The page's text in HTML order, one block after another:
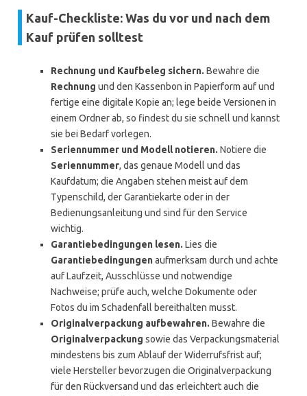
Kauf-Checkliste: Was du vor und nach dem
Kauf prüfen solltest
Rechnung und Kaufbeleg sichern. Bewahre die
Rechnung und den Kassenbon in Papierform auf und
fertige eine digitale Kopie an; lege beide Versionen in
einem Ordner ab, so findest du sie schnell und kannst
sie bei Bedarf vorlegen.
Seriennummer und Modell notieren. Notiere die
Seriennummer, das genaue Modell und das
Kaufdatum; die Angaben stehen meist auf dem
Typenschild, der Garantiekarte oder in der
Bedienungsanleitung und sind für den Service
wichtig.
Garantiebedingungen lesen. Lies die
Garantiebedingungenaufmerksam durch und achte
auf Laufzeit, Ausschlüsse und notwendige
Nachweise; prüfe auch, welche Dokumente oder
Fotos du im Schadenfall bereithalten musst.
Originalverpackung aufbewahren. Bewahre die
Originalverpackung sowie das Verpackungsmaterial
mindestens bis zum Ablauf der Widerrufsfrist auf;
viele Hersteller bevorzugen die Originalverpackung
für den Rückversand und das erleichtert auch die